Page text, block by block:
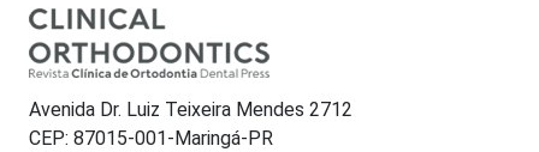
Avenida Dr. Luiz Teixeira Mendes 2712
CEP: 87015-001-Maringá-PR